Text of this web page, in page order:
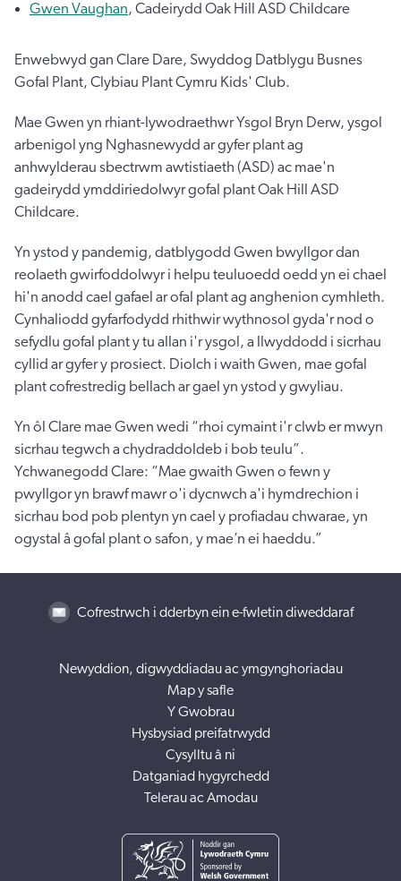
Gwen Vaughan, Cadeirydd Oak Hill ASD Childcare
Enwebwyd gan Clare Dare, Swyddog Datblygu Busnes
Gofal Plant, Clybiau Plant Cymru Kids' Club.
Mae Gwen yn rhiant-lywodraethwr Ysgol Bryn Derw, ysgol
arbenigol yng Nghasnewydd ar gyfer plant ag
anhwylderau sbectrwm awtistiaeth (ASD) ac mae'n
gadeirydd ymddiriedolwyr gofal plant Oak Hill ASD
Childcare.
Yn ystod y pandemig, datblygodd Gwen bwyllgor dan
reolaeth gwirfoddolwyr i helpu teuluoedd oedd yn ei chael
hi'n anodd cael gafael ar ofal plant ag anghenion cymhleth.
Cynhaliodd gyfarfodydd rhithwir wythnosol gyda'r nod o
sefydlu gofal plant y tu allan i'r ysgol, a llwyddodd i sicrhau
cyllid ar gyfer y prosiect. Diolch i waith Gwen, mae gofal
plant cofrestredig bellach ar gael yn ystod y gwyliau.
Yn ôl Clare mae Gwen wedi “rhoi cymaint i'r clwb er mwyn
sicrhau tegwch a chydraddoldeb i bob teulu”.
Ychwanegodd Clare: “Mae gwaith Gwen o fewn y
pwyllgor yn brawf mawr o'i dycnwch a'i hymdrechion i
sicrhau bod pob plentyn yn cael y profiadau chwarae, yn
ogystal â gofal plant o safon, y mae’n ei haeddu.”
Cofrestrwch i dderbyn ein e-fwletin diweddaraf
Newyddion, digwyddiadau ac ymgynghoriadau
Map y safle
Y Gwobrau
Hysbysiad preifatrwydd
Cysylltu â ni
Datganiad hygyrchedd
Telerau ac Amodau